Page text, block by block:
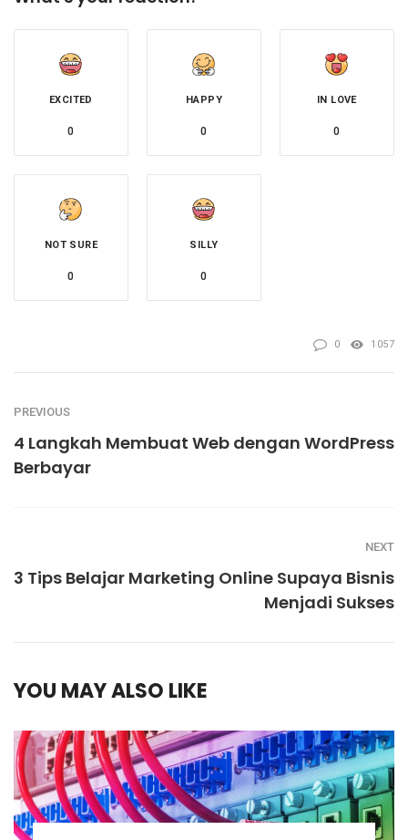
EXCITED
0
HAPPY
0
IN LOVE
0
NOT SURE
0
SILLY
0
0 1057
PREVIOUS
4 Langkah Membuat Web dengan WordPress
Berbayar
NEXT
3 Tips Belajar Marketing Online Supaya Bisnis
Menjadi Sukses
YOU MAY ALSO LIKE